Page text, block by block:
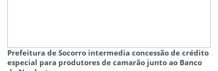
Prefeitura de Socorro intermedia concessão de crédito
especial para produtores de camarão junto ao Banco